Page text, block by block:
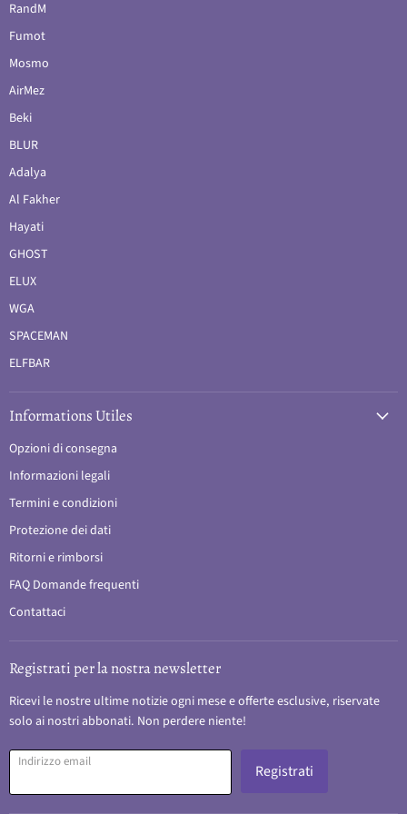
RandM
Fumot
Mosmo
AirMez
Beki
BLUR
Adalya
Al Fakher
Hayati
GHOST
ELUX
WGA
SPACEMAN
ELFBAR
Informations Utiles
Opzioni di consegna
Informazioni legali
Termini e condizioni
Protezione dei dati
Ritorni e rimborsi
FAQ Domande frequenti
Contattaci
Registrati per la nostra newsletter
Ricevi le nostre ultime notizie ogni mese e offerte esclusive, riservate
solo ai nostri abbonati. Non perdere niente!
Indirizzo email Registrati